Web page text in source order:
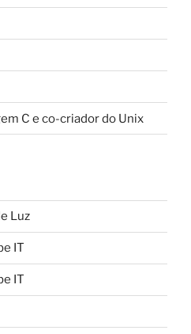
C e co-criador do Unix
Luz
IT
IT